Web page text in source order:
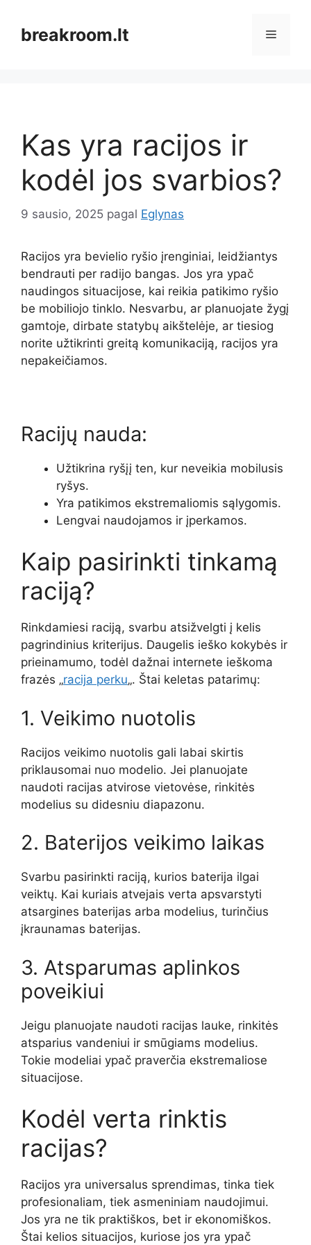
turiniobreakroom.lt Meniu
Kas yra racijos ir
kodėl jos svarbios?
9 sausio, 2025 pagal Eglynas
Racijos yra bevielio ryšio įrenginiai, leidžiantys
bendrauti per radijo bangas. Jos yra ypač
naudingos situacijose, kai reikia patikimo ryšio
be mobiliojo tinklo. Nesvarbu, ar planuojate žygį
gamtoje, dirbate statybų aikštelėje, ar tiesiog
norite užtikrinti greitą komunikaciją, racijos yra
nepakeičiamos.
Racijų nauda:
Užtikrina ryšįį ten, kur neveikia mobilusis
ryšys.
Yra patikimos ekstremaliomis sąlygomis.
Lengvai naudojamos ir įperkamos.
Kaip pasirinkti tinkamą
raciją?
Rinkdamiesi raciją, svarbu atsižvelgti į kelis
pagrindinius kriterijus. Daugelis ieško kokybės ir
prieinamumo, todėl dažnai internete ieškoma
frazės „racija perku„. Štai keletas patarimų:
1. Veikimo nuotolis
Racijos veikimo nuotolis gali labai skirtis
priklausomai nuo modelio. Jei planuojate
naudoti racijas atvirose vietovėse, rinkitės
modelius su didesniu diapazonu.
2. Baterijos veikimo laikas
Svarbu pasirinkti raciją, kurios baterija ilgai
veiktų. Kai kuriais atvejais verta apsvarstyti
atsargines baterijas arba modelius, turinčius
įkraunamas baterijas.
3. Atsparumas aplinkos
poveikiui
Jeigu planuojate naudoti racijas lauke, rinkitės
atsparius vandeniui ir smūgiams modelius.
Tokie modeliai ypač praverčia ekstremaliose
situacijose.
Kodėl verta rinktis
racijas?
Racijos yra universalus sprendimas, tinka tiek
profesionaliam, tiek asmeniniam naudojimui.
Jos yra ne tik praktiškos, bet ir ekonomiškos.
Štai kelios situacijos, kuriose jos yra ypač